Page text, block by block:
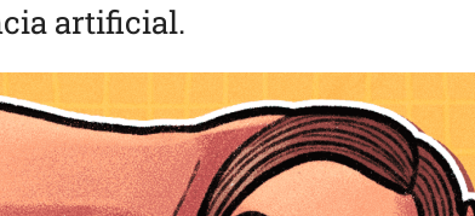
artificial.